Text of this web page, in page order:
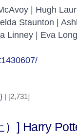
| Hugh
Staunton |
Linney | Eva
| [2,731]
] Harry